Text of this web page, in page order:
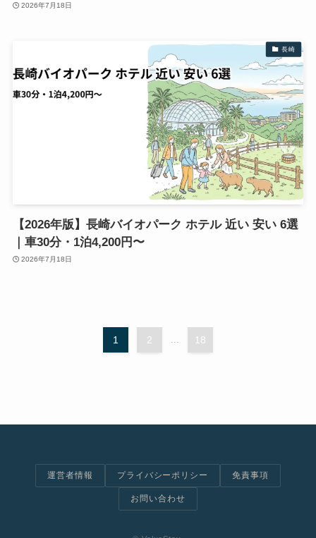
2026年7月18日
長崎
【2026年版】長崎バイオパーク ホテル 近い 安い 6選
｜車30分・1泊4,200円〜
2026年7月18日
1 2 18
運営者情報 プライバシーポリシー 免責事項
お問い合わせ